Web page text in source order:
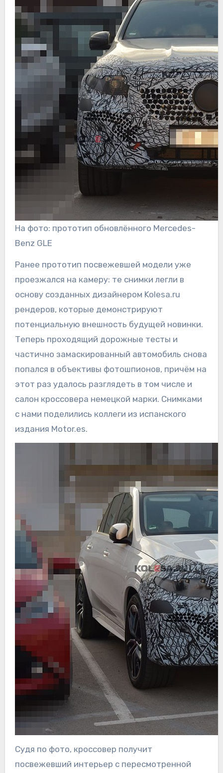
На фото: прототип обновлённого Mercedes-
Benz GLE
Ранее прототип посвежевшей модели уже
проезжался на камеру: те снимки легли в
основу созданных дизайнером Kolesa.ru
рендеров, которые демонстрируют
потенциальную внешность будущей новинки.
Теперь проходящий дорожные тесты и
частично замаскированный автомобиль снова
попался в объективы фотошпионов, причём на
этот раз удалось разглядеть в том числе и
салон кроссовера немецкой марки. Снимками
с нами поделились коллеги из испанского
издания Motor.es.
Судя по фото, кроссовер получит
посвежевший интерьер с пересмотренной